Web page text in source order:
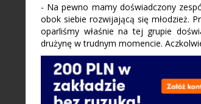
- Na pewno mamy doświadczony
obok siebie rozwijającą się młodzież.
oparliśmy właśnie na tej grupie
drużynę w trudnym momencie.